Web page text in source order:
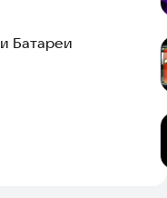
Батареи